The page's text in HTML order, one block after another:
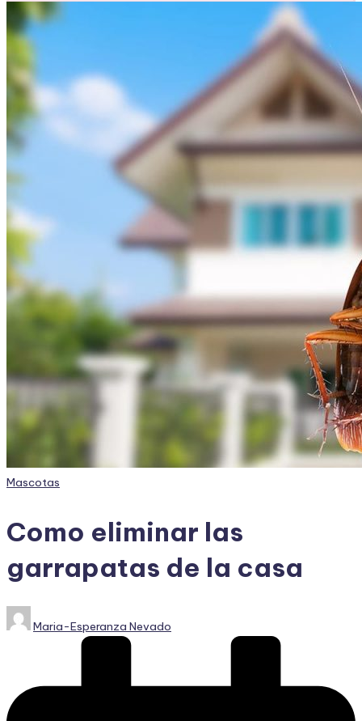
Publicado
Mascotas
Como eliminar las
garrapatas de la casa
Publicado
por
Maria-Esperanza Nevado